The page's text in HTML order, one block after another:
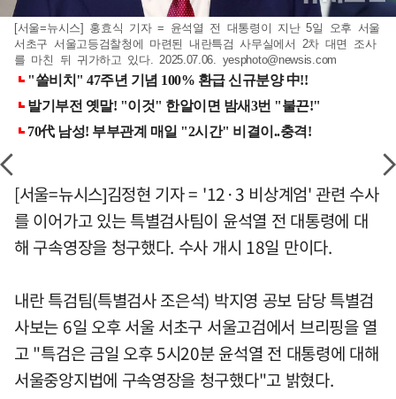
[서울=뉴시스] 홍효식 기자 = 윤석열 전 대통령이 지난 5일 오후 서울
서초구 서울고등검찰청에 마련된 내란특검 사무실에서 2차 대면 조사
를 마친 뒤 귀가하고 있다. 2025.07.06. yesphoto@newsis.com
[서울=뉴시스]김정현 기자 = '12·3 비상계엄' 관련 수사
를 이어가고 있는 특별검사팀이 윤석열 전 대통령에 대
해 구속영장을 청구했다. 수사 개시 18일 만이다.
내란 특검팀(특별검사 조은석) 박지영 공보 담당 특별검
사보는 6일 오후 서울 서초구 서울고검에서 브리핑을 열
고 "특검은 금일 오후 5시20분 윤석열 전 대통령에 대해
서울중앙지법에 구속영장을 청구했다"고 밝혔다.